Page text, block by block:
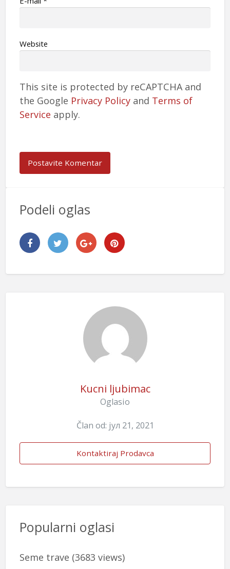
Website
This site is protected by reCAPTCHA and
the Google Privacy Policyand Terms of
Service apply.
Podeli oglas
Kucni ljubimac
Oglasio
Član od: јул 21, 2021
Kontaktiraj Prodavca
Popularni oglasi
Seme trave (3683 views)